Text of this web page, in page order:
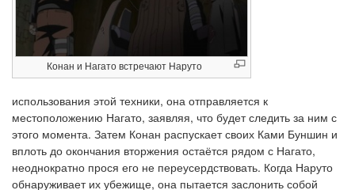
Конан и Нагато встречают Наруто
использования этой техники, она отправляется к
местоположению Нагато, заявляя, что будет следить за ним с
этого момента. Затем Конан распускает своих Ками Буншин и
вплоть до окончания вторжения остаётся рядом с Нагато,
неоднократно прося его не переусердствовать. Когда Наруто
обнаруживает их убежище, она пытается заслонить собой